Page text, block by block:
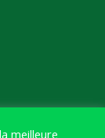
meilleure